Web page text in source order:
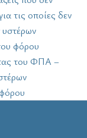
τις οποίες δεν
φόρου
του ΦΠΑ –